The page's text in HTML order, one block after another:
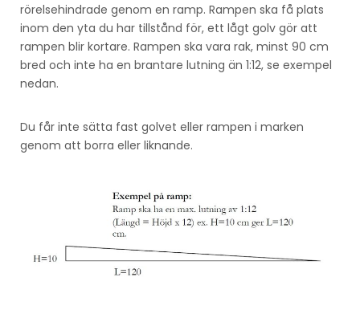
rörelsehindrade genom en ramp. Rampen ska få plats
inom den yta du har tillstånd för, ett lågt golv gör att
rampen blir kortare. Rampen ska vara rak, minst 90 cm
bred och inte ha en brantare lutning än 1:12, se exempel
nedan.
Du får inte sätta fast golvet eller rampen i marken
genom att borra eller liknande.